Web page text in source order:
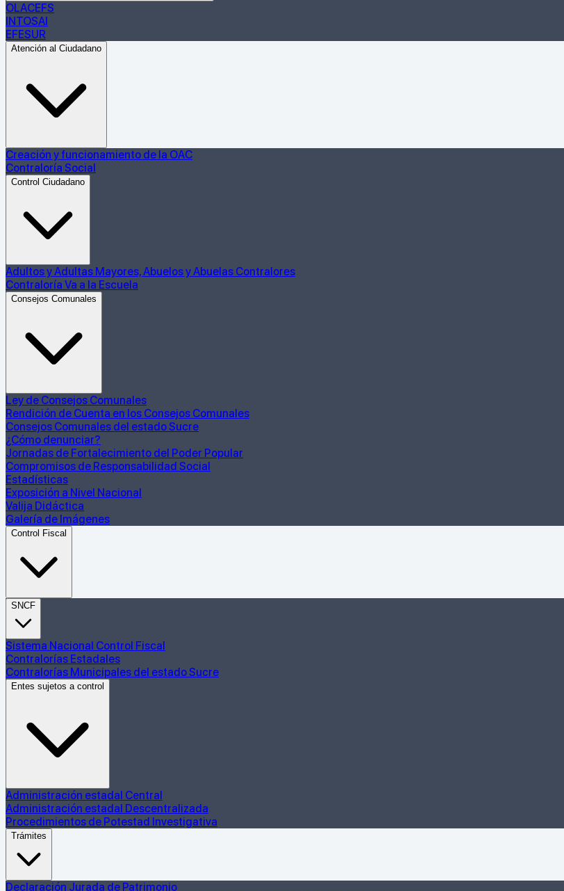
OLACEFS
INTOSAI
EFESUR
Atención al Ciudadano
Creación y funcionamiento de la OAC
Contraloría Social
Control Ciudadano
Adultos y Adultas Mayores, Abuelos y Abuelas Contralores
Contraloría Va a la Escuela
Consejos Comunales
Ley de Consejos Comunales
Rendición de Cuenta en los Consejos Comunales
Consejos Comunales del estado Sucre
¿Cómo denunciar?
Jornadas de Fortalecimiento del Poder Popular
Compromisos de Responsabilidad Social
Estadísticas
Exposición a Nivel Nacional
Valija Didáctica
Galería de Imágenes
Control Fiscal
SNCF
Sistema Nacional Control Fiscal
Contralorías Estadales
Contralorías Municipales del estado Sucre
Entes sujetos a control
Administración estadal Central
Administración estadal Descentralizada
Procedimientos de Potestad Investigativa
Trámites
Declaración Jurada de Patrimonio